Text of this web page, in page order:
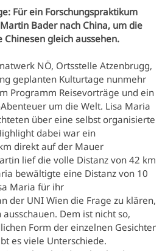
Für ein Forschungspraktikum
Bader nach China, um die
Chinesen gleich aussehen.
NÖ, Ortsstelle Atzenbrugg,
geplanten Kulturtage nunmehr
Programm Reisevorträge und ein
um die Welt. Lisa Maria
über eine selbst organisierte
dabei war ein
direkt auf der Mauer
lief die volle Distanz von 42 km
bewältigte eine Distanz von 10
Maria für ihr
der UNI Wien die Frage zu klären,
Dem ist nicht so,
Form der einzelnen Gesichter
es viele Unterschiede.